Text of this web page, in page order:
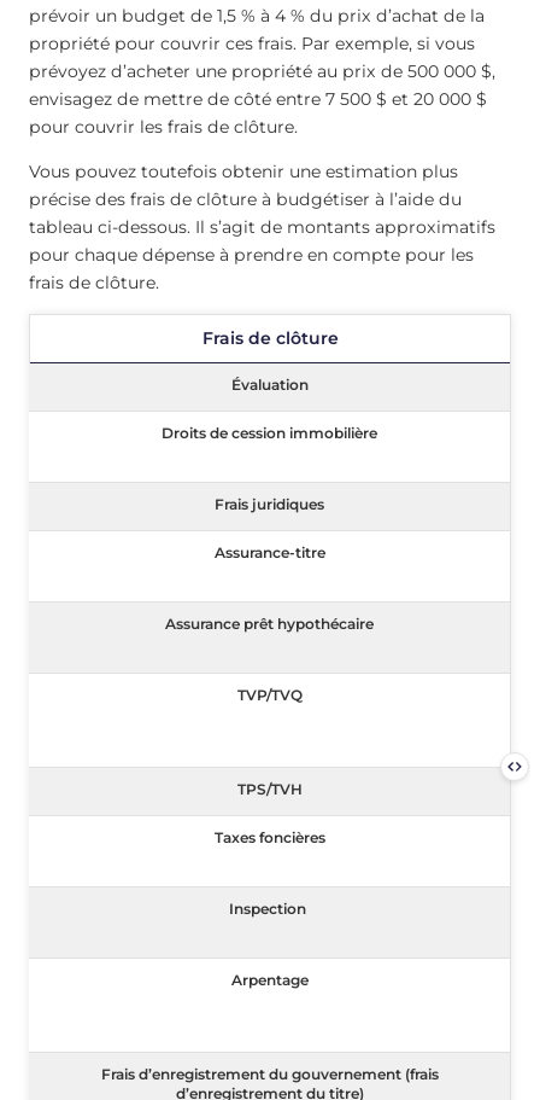
prévoir un budget de 1,5 % à 4 % du prix d’achat de la
propriété pour couvrir ces frais. Par exemple, si vous
prévoyez d’acheter une propriété au prix de 500 000 $,
envisagez de mettre de côté entre 7 500 $ et 20 000 $
pour couvrir les frais de clôture.
Vous pouvez toutefois obtenir une estimation plus
précise des frais de clôture à budgétiser à l’aide du
tableau ci-dessous. Il s’agit de montants approximatifs
pour chaque dépense à prendre en compte pour les
frais de clôture.
Frais de clôture
Droits de cession immobilière
Frais juridiques
Assurance-titre
Assurance prêt hypothécaire
Taxes foncières
Frais d’enregistrement du gouvernement (frais
Frais de clôture
Évaluation
Droits de cession immobilière
Frais juridiques
Assurance-titre
Assurance prêt hypothécaire
TVP/TVQ
TPS/TVH
Taxes foncières
Inspection
Arpentage
Frais d’enregistrement du gouvernement (frais
d’enregistrement du titre)